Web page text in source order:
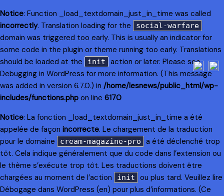
Notice: Function _load_textdomain_just_in_time was called
incorrectly. Translation loading for the social-warfare
domain was triggered too early. This is usually an indicator for
some code in the plugin or theme running too early. Translations
should be loaded at the
init
action or later. Please see
Debugging in WordPress for more information. (This message
was added in version 6.7.0.) in /home/lesnews/public_html/wp-
includes/functions.php on line 6170
Notice: La fonction _load_textdomain_just_in_time a été
appelée de façon incorrecte. Le chargement de la traduction
pour le domaine
cream-magazine-pro
a été déclenché trop
tôt. Cela indique généralement que du code dans l’extension ou
le thème s’exécute trop tôt. Les traductions doivent être
chargées au moment de l’action
init
ou plus tard. Veuillez lire
Débogage dans WordPress (en) pour plus d’informations. (Ce